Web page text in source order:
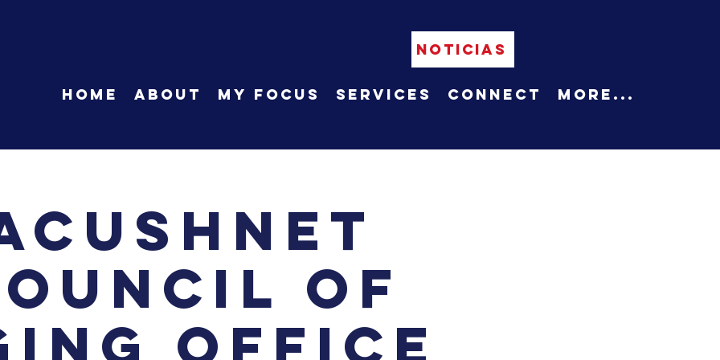
NOTICIAS
HOME About My Focus Services Connect More...
of
Office